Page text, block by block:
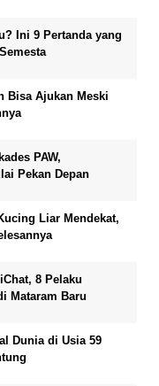
Ini 9 Pertanda yang
Bisa Ajukan Meski
PAW,
Pekan Depan
Liar Mendekat,
8 Pelaku
Mataram Baru
Dunia di Usia 59